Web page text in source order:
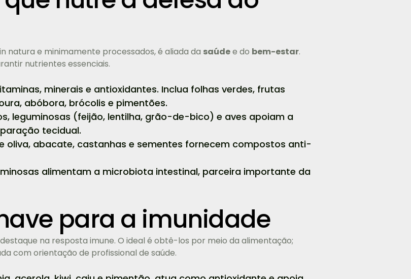
natura e minimamente processados, é aliada da saúdee do bem-estar.
nutrientes essenciais.
minerais e antioxidantes. Inclua folhas verdes, frutas
abóbora, brócolis e pimentões.
leguminosas (feijão, lentilha, grão-de-bico) e aves apoiam a
tecidual.
oliva, abacate, castanhas e sementes fornecem compostos anti-
alimentam a microbiota intestinal, parceira importante da
para a imunidade
na resposta imune. O ideal é obtê-los por meio da alimentação;
com orientação de profissional de saúde.